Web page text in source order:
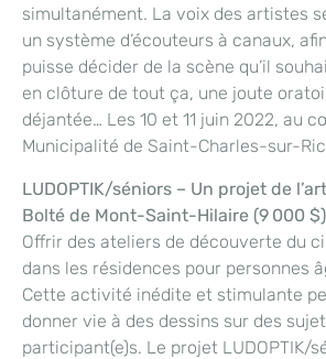
simultanément. La voix des artistes
un système d’écouteurs à canaux,
puisse décider de la scène qu’il
en clôture de tout ça, une joute
déjantée… Les 10 et 11 juin 2022, au
Municipalité de Saint-Charles-sur-
LUDOPTIK/séniors – Un projet de
Bolté de Mont-Saint-Hilaire (9 000 $)
Offrir des ateliers de découverte du
dans les résidences pour personnes
Cette activité inédite et stimulante
donner vie à des dessins sur des
participant(e)s. Le projet LUDOPTIK/